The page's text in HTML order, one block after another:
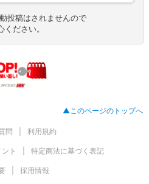
投稿はされませんので
ください。
▲このページのトップへ
問 利用規約
ト 特定商法に基づく表記
採用情報